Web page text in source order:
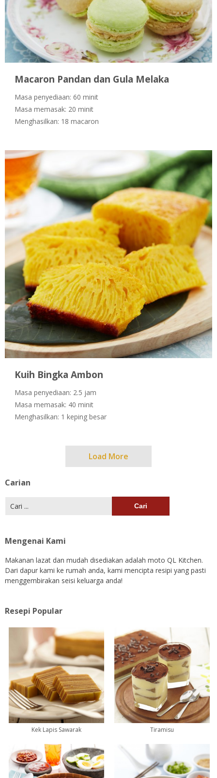
Macaron Pandan dan Gula Melaka
Masa penyediaan: 60 minit
Masa memasak: 20 minit
Menghasilkan: 18 macaron
Kuih Bingka Ambon
Masa penyediaan: 2.5 jam
Masa memasak: 40 minit
Menghasilkan: 1 keping besar
Load More
Carian
Mengenai Kami
Makanan lazat dan mudah disediakan adalah moto QL Kitchen.
Dari dapur kami ke rumah anda, kami mencipta resipi yang pasti
menggembirakan seisi keluarga anda!
Resepi Popular
Kek Lapis Sawarak Tiramisu